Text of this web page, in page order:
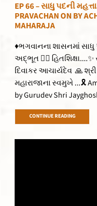
EP 66 – સાધુ પદની
PRAVACHAN ON BY
MAHARAJA
♦ભગવાનના શાસનમાં સાધુ
અદ્ભૂત 👌🏻
દિવાકર આચાર્યદેવ 🙏
મહારાજાના સ્વમુખે ...🎗
by Gurudev Shri
CONTINUE READING